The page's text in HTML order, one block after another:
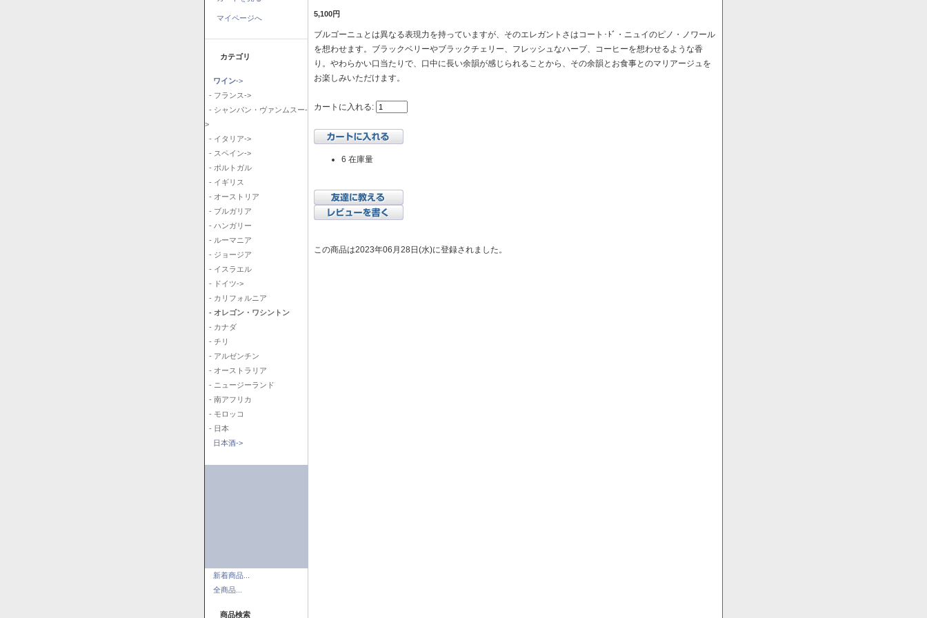
マイページへ
カテゴリ
ワイン->
- フランス->
- シャンパン・ヴァンムスー-
>
- イタリア->
- スペイン->
- ポルトガル
- イギリス
- オーストリア
- ブルガリア
- ハンガリー
- ルーマニア
- ジョージア
- イスラエル
- ドイツ->
- カリフォルニア
- オレゴン・ワシントン
- カナダ
- チリ
- アルゼンチン
- オーストラリア
- ニュージーランド
- 南アフリカ
- モロッコ
- 日本
日本酒->
新着商品...
全商品...
商品検索
5,100円
ブルゴーニュとは異なる表現力を持っていますが、そのエレガントさはコート･ﾄﾞ・ニュイのピノ・ノワール
を想わせます。ブラックベリーやブラックチェリー、フレッシュなハーブ、コーヒーを想わせるような香
り。やわらかい口当たりで、口中に長い余韻が感じられることから、その余韻とお食事とのマリアージュを
お楽しみいただけます。
カートに入れる:
6 在庫量
この商品は2023年06月28日(水)に登録されました。